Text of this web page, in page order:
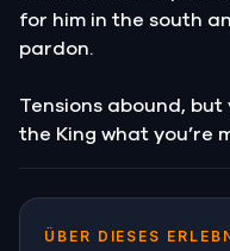
for him in the south
pardon.
Tensions abound,
the King what you’re
ÜBER DIESES